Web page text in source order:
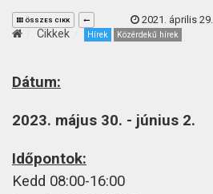
KINCSES BARANYA VÉMÉND
ÖSSZES CIKK 2021. április 29.
Cikkek Hírek Közérdekű hírek
Dátum:
2023. május 30. - június 2.
Időpontok:
Kedd 08:00-16:00